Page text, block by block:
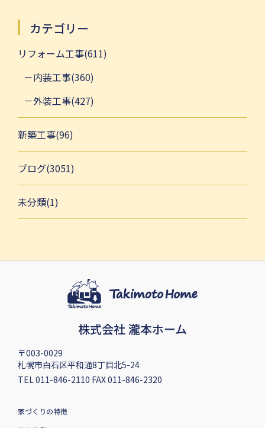
カテゴリー
リフォーム工事(611)
内装工事(360)
外装工事(427)
新築工事(96)
ブログ(3051)
未分類(1)
株式会社 瀧本ホーム
〒003-0029
札幌市白石区平和通8丁目北5-24
TEL 011-846-2110 FAX 011-846-2320
家づくりの特徴